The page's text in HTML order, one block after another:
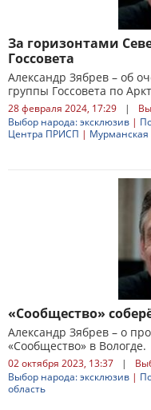
За горизонтами
Госсовета
Александр Зябрев – об
группы Госсовета по
28 февраля 2024, 17:29 |
Выбор народа: эксклюзив |
Центра ПРИСП | Мурманская
«Сообщество»
Александр Зябрев – о
«Сообщество» в Вологде.
02 октября 2023, 13:37 |
Выбор народа: эксклюзив |
область